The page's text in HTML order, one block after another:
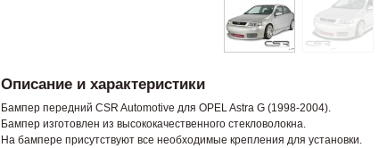
Описание и характеристики
Бампер передний CSR Automotive для OPEL Astra G (1998-2004).
Бампер изготовлен из высококачественного стекловолокна.
На бампере присутствуют все необходимые крепления для установки.